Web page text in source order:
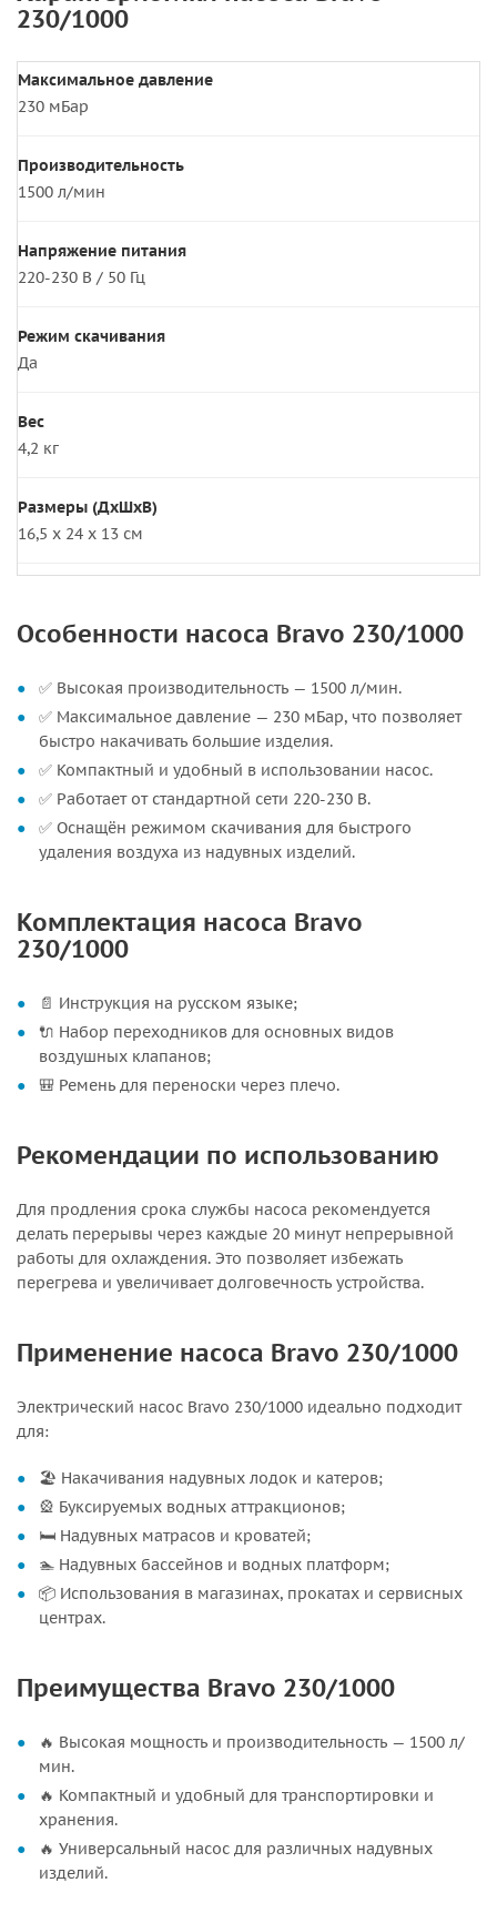
230/1000
Максимальное давление
230 мБар
Производительность
1500 л/мин
Напряжение питания
220-230 В / 50 Гц
Режим скачивания
Да
Вес
4,2 кг
Размеры (ДхШхВ)
16,5 х 24 х 13 см
Особенности насоса Bravo 230/1000
✅ Высокая производительность — 1500 л/мин.
✅ Максимальное давление — 230 мБар, что позволяет
быстро накачивать большие изделия.
✅ Компактный и удобный в использовании насос.
✅ Работает от стандартной сети 220-230 В.
✅ Оснащён режимом скачивания для быстрого
удаления воздуха из надувных изделий.
Комплектация насоса Bravo
230/1000
📄 Инструкция на русском языке;
🔌 Набор переходников для основных видов
воздушных клапанов;
🎒 Ремень для переноски через плечо.
Рекомендации по использованию
Для продления срока службы насоса рекомендуется
делать перерывы через каждые 20 минут непрерывной
работы для охлаждения. Это позволяет избежать
перегрева и увеличивает долговечность устройства.
Применение насоса Bravo 230/1000
Электрический насос Bravo 230/1000 идеально подходит
для:
🏖️ Накачивания надувных лодок и катеров;
🎡 Буксируемых водных аттракционов;
🛏️ Надувных матрасов и кроватей;
🏊 Надувных бассейнов и водных платформ;
📦 Использования в магазинах, прокатах и сервисных
центрах.
Преимущества Bravo 230/1000
🔥 Высокая мощность и производительность — 1500 л/
мин.
🔥 Компактный и удобный для транспортировки и
хранения.
🔥 Универсальный насос для различных надувных
изделий.